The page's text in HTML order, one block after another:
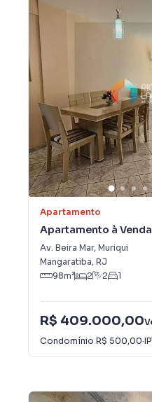
Apartamento
Apartamento à
Av. Beira Mar, Muriqui
Mangaratiba, RJ
98m² 2 2 1
R$ 409.000,00
Condomínio R$ 500,00·